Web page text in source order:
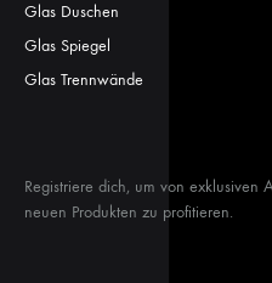
Glas Duschen
Glas Spiegel
Glas Trennwände
Registriere dich, um von exklusiven
neuen Produkten zu profitieren.